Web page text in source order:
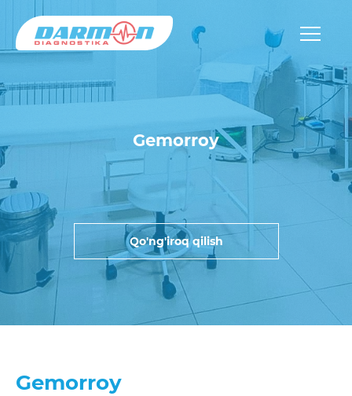
Gemorroy
Qo'ng'iroq qilish
Gemorroy